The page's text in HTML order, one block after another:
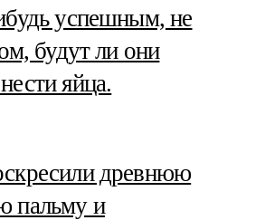
успешным, не
будут ли они
яйца.
древнюю
пальму и